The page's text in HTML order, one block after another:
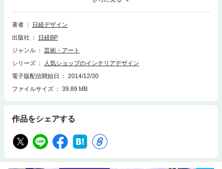
イン業界で話題を集めているショップやレストランの内外装を写真ととも
にわかりやすく解説する作品集です。注目デザイナーが手がけた店舗はも
ちろん、工夫やアイデアが随所に光る、いま見るべきインテリア・商空間
空間のデザインを熟知した写真家集団「ナカサアンドパートナーズ」の手
によるもの。見どころをしっかりと押さえた美しい写真に、デザインの基
費者がデザインに求めているのは、その店がどのような豊かな体験を提供
してくれるかという、「ユーザーエクスペリエンス」です。日常から離
れ、その時だけはすべてを忘れてリラックスできる、楽しめる。そんな素
晴らしい体験を提供するための空間を生み出すヒントを、本書からぜひみ
著者
日経デザイン
出版社
日経BP
ジャンル
芸術・アート
シリーズ
人気ショップのインテリアデザイン
電子版配信開始日
2014/12/30
ファイルサイズ
39.89 MB
作品をシェアする